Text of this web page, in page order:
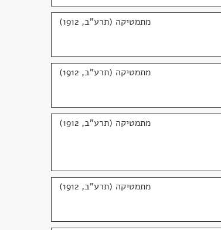
מתמטיקה (תרע"ב, 1912)
מתמטיקה (תרע"ב, 1912)
מתמטיקה (תרע"ב, 1912)
מתמטיקה (תרע"ב, 1912)